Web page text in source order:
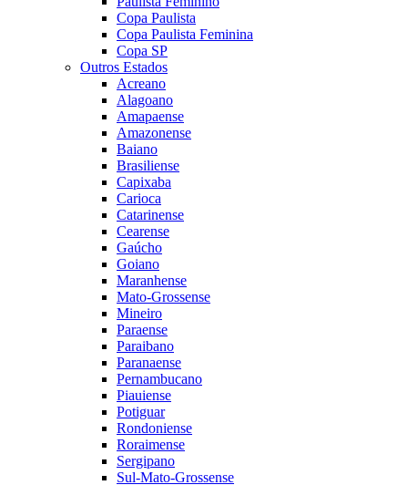
Copa Paulista
Copa Paulista Feminina
Copa SP
Outros Estados
Acreano
Alagoano
Amapaense
Amazonense
Baiano
Brasiliense
Capixaba
Carioca
Catarinense
Cearense
Gaúcho
Goiano
Maranhense
Mato-Grossense
Mineiro
Paraense
Paraibano
Paranaense
Pernambucano
Piauiense
Potiguar
Rondoniense
Roraimense
Sergipano
Sul-Mato-Grossense